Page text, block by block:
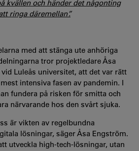
kvällen och händer det någonting
ringa däremellan”.
med att stänga ute anhöriga
tror projektledare Åsa
Luleås universitet, att det var rätt
intensiva fasen av pandemin. I
fundera på risken för smitta och
närvarande hos den svårt sjuka.
är vikten av regelbundna
lösningar, säger Åsa Engström.
utveckla high-tech-lösningar, utan